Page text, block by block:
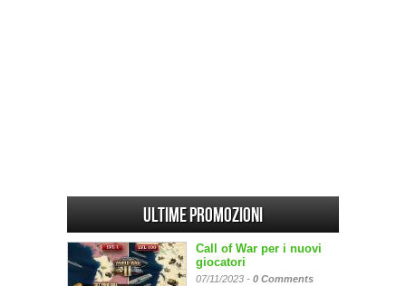
Ultime promozioni
Call of War per i nuovi
giocatori
07/11/2023 - 0 Comments